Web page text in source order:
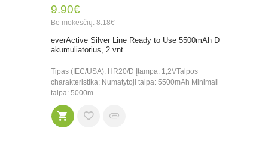
9.90€
Be mokesčių: 8.18€
everActive Silver Line Ready to Use 5500mAh D
akumuliatorius, 2 vnt.
Tipas (IEC/USA): HR20/D Įtampa: 1,2VTalpos
charakteristika: Numatytoji talpa: 5500mAh Minimali
talpa: 5000m..